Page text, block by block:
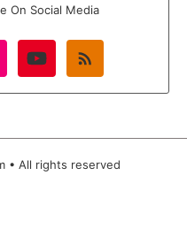
On Social Media
• All rights reserved